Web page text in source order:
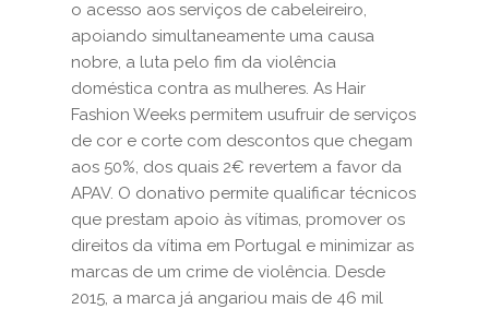
o acesso aos serviços de cabeleireiro,
apoiando simultaneamente uma causa
nobre, a luta pelo fim da violência
doméstica contra as mulheres. As Hair
Fashion Weeks permitem usufruir de serviços
de cor e corte com descontos que chegam
aos 50%, dos quais 2€ revertem a favor da
APAV. O donativo permite qualificar técnicos
que prestam apoio às vítimas, promover os
direitos da vítima em Portugal e minimizar as
marcas de um crime de violência. Desde
2015, a marca já angariou mais de 46 mil